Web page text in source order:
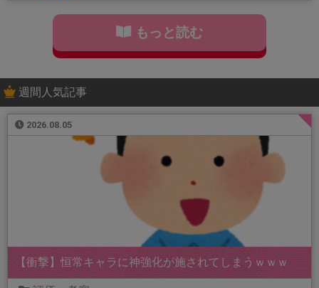
もっと読む
週間人気記事
2026.08.05
【衝撃】恒常キャラに神強化が施されてしまうｗｗｗ